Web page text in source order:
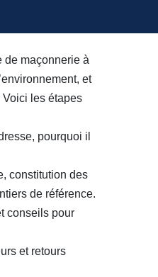
de maçonnerie à
et
les étapes
pourquoi il
constitution des
de référence.
conseils pour
et retours